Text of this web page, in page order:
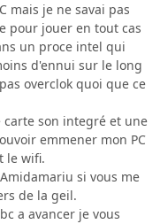
mais je ne savai pas
pour jouer en tout cas
un proce intel qui
d'ennui sur le long
overclok quoi que ce
carte son integré et une
emmener mon PC
le wifi.
si vous me
de la geil.
a avancer je vous